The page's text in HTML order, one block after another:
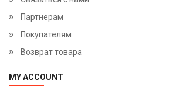
Партнерам
Покупателям
Возврат товара
MY ACCOUNT